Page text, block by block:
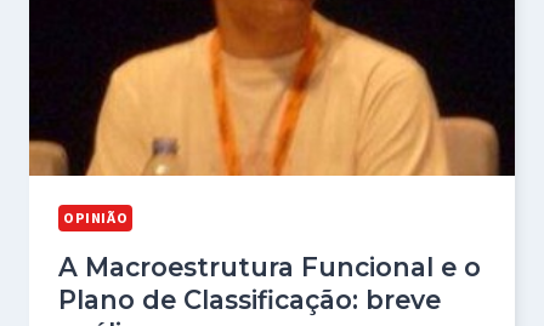
OPINIÃO
A Macroestrutura Funcional e o
Plano de Classificação: breve